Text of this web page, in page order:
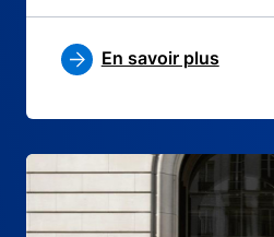
En savoir plus